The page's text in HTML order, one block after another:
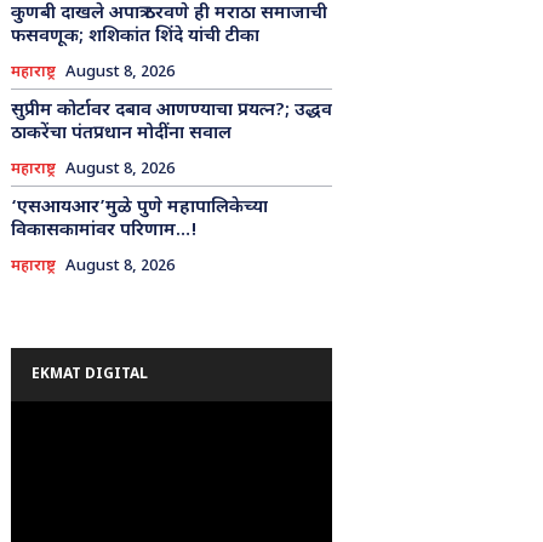
कुणबी दाखले अपात्र ठरवणे ही मराठा समाजाची
फसवणूक; शशिकांत शिंदे यांची टीका
महाराष्ट्र August 8, 2026
सुप्रीम कोर्टावर दबाव आणण्याचा प्रयत्न?; उद्धव
ठाकरेंचा पंतप्रधान मोदींना सवाल
महाराष्ट्र August 8, 2026
‘एसआयआर’मुळे पुणे महापालिकेच्या
विकासकामांवर परिणाम…!
महाराष्ट्र August 8, 2026
EKMAT DIGITAL